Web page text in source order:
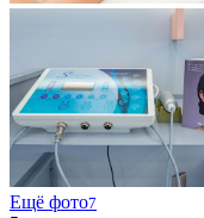
Ещё фото7